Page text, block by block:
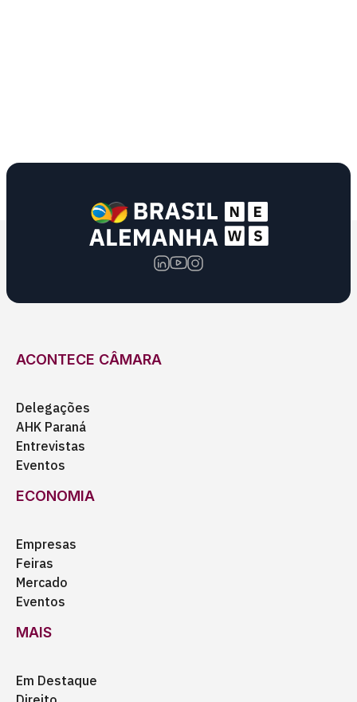
ACONTECE CÂMARA
Delegações
AHK Paraná
Entrevistas
Eventos
ECONOMIA
Empresas
Feiras
Mercado
Eventos
MAIS
Em Destaque